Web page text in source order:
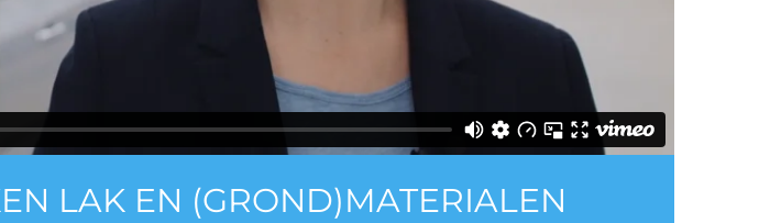
LAK EN (GROND)MATERIALEN